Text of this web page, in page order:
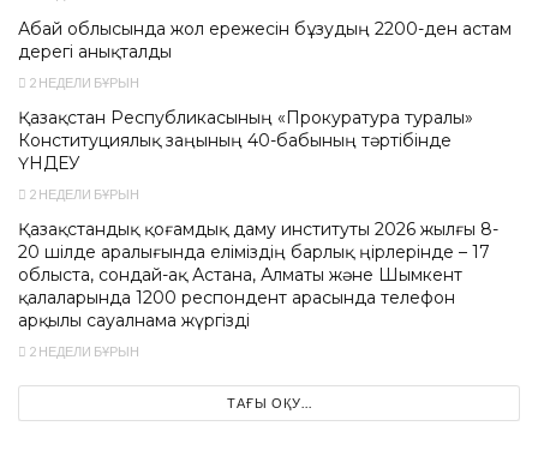
Абай облысында жол ережесін бұзудың 2200-ден астам
дерегі анықталды
2 НЕДЕЛИ БҰРЫН
Қазақстан Республикасының «Прокуратура туралы»
Конституциялық заңының 40-бабының тәртібінде
ҮНДЕУ
2 НЕДЕЛИ БҰРЫН
Қазақстандық қоғамдық даму институты 2026 жылғы 8-
20 шілде аралығында еліміздің барлық өңірлерінде – 17
облыста, сондай-ақ Астана, Алматы және Шымкент
қалаларында 1200 респондент арасында телефон
арқылы сауалнама жүргізді
2 НЕДЕЛИ БҰРЫН
ТАҒЫ ОҚУ...